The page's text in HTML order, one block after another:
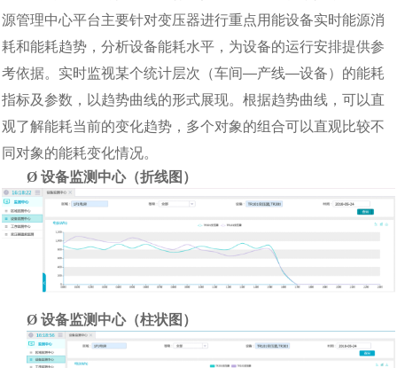
源管理中心平台主要针对变压器进行重点用能设备实时能源消
耗和能耗趋势，分析设备能耗水平，为设备的运行安排提供参
考依据。 实时监视某个统计层次（车间—产线—设备）的能耗
指标及参数，以趋势曲线的形式展现。根据趋势曲线，可以直
观了解能耗当前的变化趋势，多个对象的组合可以直观比较不
同对象的能耗变化情况。
Ø设备监测中心（折线图）
Ø设备监测中心（柱状图）